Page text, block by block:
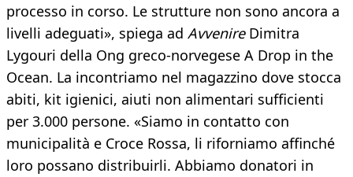
processo in corso. Le strutture non sono ancora a
livelli adeguati», spiega ad AvvenireDimitra
Lygouri della Ong greco-norvegese A Drop in the
Ocean. La incontriamo nel magazzino dove stocca
abiti, kit igienici, aiuti non alimentari sufficienti
per 3.000 persone. «Siamo in contatto con
municipalità e Croce Rossa, li riforniamo affinché
loro possano distribuirli. Abbiamo donatori in